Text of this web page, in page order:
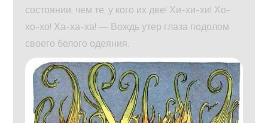
состоянии, чем те, у кого их две! Хи-хи-хи! Хо-
хо-хо! Ха-ха-ха! — Вождь утер глаза подолом
своего белого одеяния.